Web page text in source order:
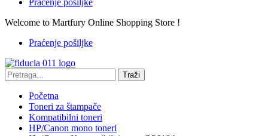
Praćenje pošiljke
Welcome to Martfury Online Shopping Store !
Praćenje pošiljke
Traži
Početna
Toneri za štampače
Kompatibilni toneri
HP/Canon mono toneri